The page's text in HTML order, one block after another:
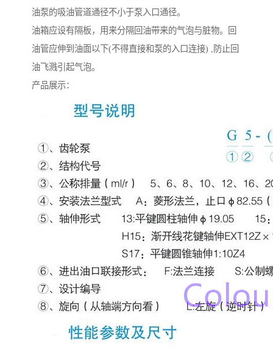
油泵的吸油管道通径不小于泵入口通径。
油箱应设有隔板，用来分隔回油带来的气泡与脏物。回
油管应伸到油面以下(不得直接和泵的入口连接) ,防止回
油飞溅引起气泡。
产品展示：